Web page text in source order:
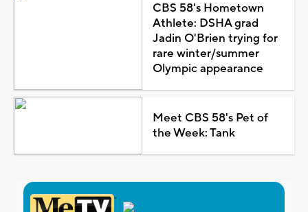
CBS 58's Hometown
Athlete: DSHA grad
Jadin O'Brien trying for
rare winter/summer
Olympic appearance
Meet CBS 58's Pet of
the Week: Tank